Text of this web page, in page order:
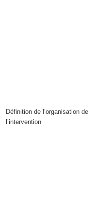
Définition de l’organisation de
l’intervention